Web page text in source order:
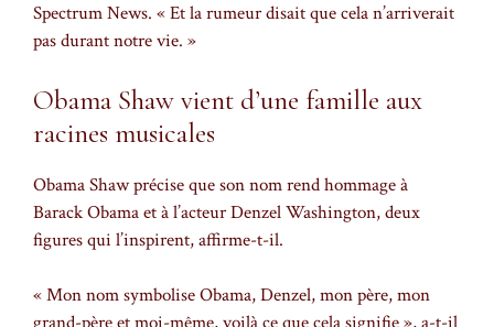
Spectrum News. « Et la rumeur disait que cela n’arriverait
pas durant notre vie. »
Obama Shaw vient d’une famille aux
racines musicales
Obama Shaw précise que son nom rend hommage à
Barack Obama et à l’acteur Denzel Washington, deux
figures qui l’inspirent, affirme-t-il.
« Mon nom symbolise Obama, Denzel, mon père, mon